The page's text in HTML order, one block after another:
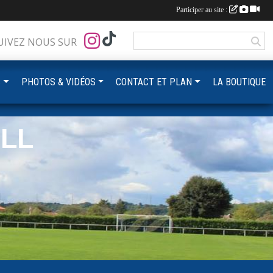
NOUS SUR
PHOTOS & VIDÉOS CONTACT ET PLAN LA BOUTIQUE
Participer au site :